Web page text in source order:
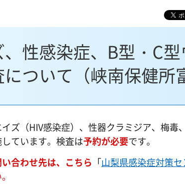
性感染症、B型・C
ついて（峡南保健所
ズ（HIV感染症）、性器クラミジア、梅
ています。検査は予約が必要です。
合わせ先は、こちら 「山梨県感染症対策